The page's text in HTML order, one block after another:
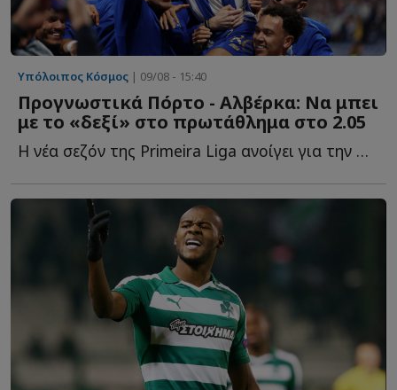
Υπόλοιπος Κόσμος | 09/08 - 15:40
Προγνωστικά Πόρτο - Αλβέρκα: Να μπει
με το «δεξί» στο πρωτάθλημα στο 2.05
Η νέα σεζόν της Primeira Liga ανοίγει για την Πόρτο με εντός έ...